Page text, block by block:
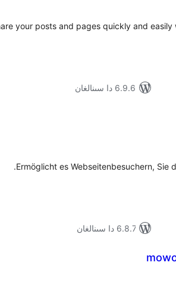
your posts and pages quickly and
6.9.6 دا سىنالغان
Ermöglicht es Webseitenbesuchern, Sie
6.8.7 دا سىنالغان